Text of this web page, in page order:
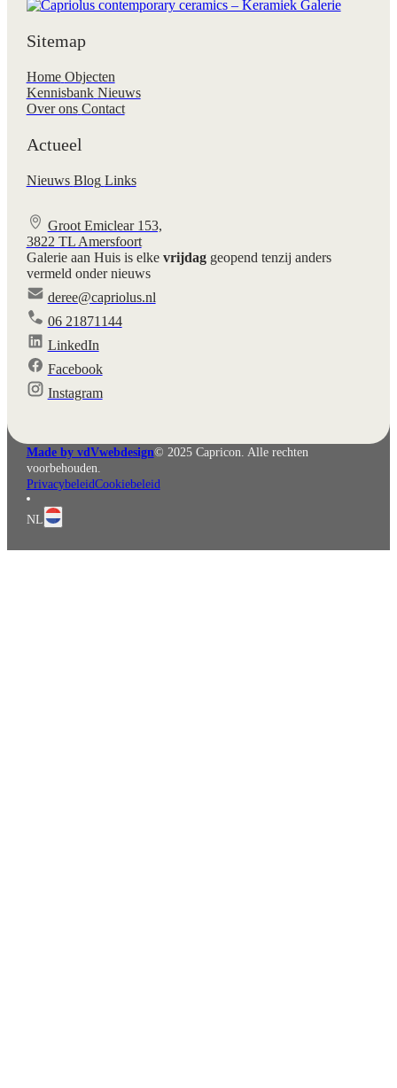
Sitemap
Home Objecten
Kennisbank Nieuws
Over ons Contact
Actueel
Nieuws Blog Links
Groot Emiclear 153,
3822 TL Amersfoort
Galerie aan Huis is elke vrijdaggeopend tenzij anders
vermeld onder nieuws
deree@capriolus.nl
06 21871144
LinkedIn
Facebook
Instagram
Made by vdVwebdesign© 2025 Capricon. Alle rechten
voorbehouden.
PrivacybeleidCookiebeleid
NL